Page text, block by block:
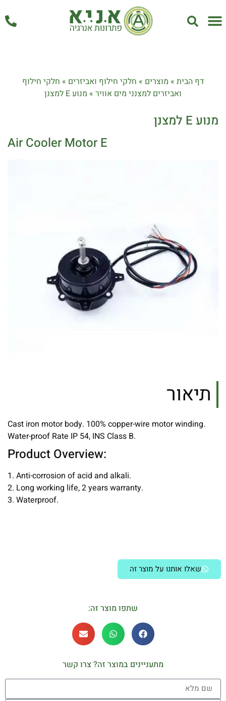
דף הבית » מוצרים » חלקי חילוף ואביזרים » חלקי חילוף
ואביזרים למצנני מים אוויר » מנוע E למצנן
מנוע E למצנן
Air Cooler Motor E
תיאור
Cast iron motor body. 100% copper-wire motor winding.
Water-proof Rate IP 54, INS Class B.
Product Overview:
1. Anti-corrosion of acid and alkali.
2. Long working life, 2 years warranty.
3. Waterproof.
שאלו אותנו על מוצר זה
שתפו מוצר זה:
מתעניינים במוצר זה? צרו קשר